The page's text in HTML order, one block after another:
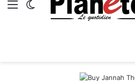
Menu Switch skin